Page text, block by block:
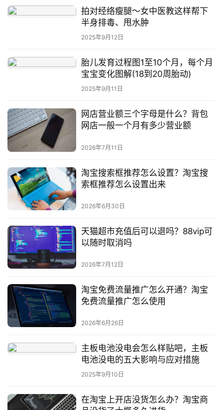
拍对经络瘦腿〜女中医教这样帮下
半身排毒、甩水肿
2025年9月12日
胎儿发育过程图1至10个月，每个月
宝宝变化图解(18到20周胎动)
2025年9月11日
网店营业额三个字母是什么？背包
网店一般一个月有多少营业额
2026年7月11日
淘宝搜索框推荐怎么设置？淘宝搜
索框推荐怎么设置出来
2026年6月30日
天猫超市充值后可以退吗？88vip可
以随时取消吗
2026年7月12日
淘宝免费流量推广怎么开通？淘宝
免费流量推广怎么使用
2026年6月26日
主板电池没电会怎么样贴吧，主板
电池没电的五大影响与应对措施
2025年9月10日
在淘宝上开店没货怎么办？淘宝商